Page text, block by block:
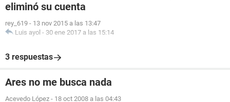
eliminó su cuenta
rey_619 - 13 nov 2015 a las 13:47
Luis ayol - 30 ene 2017 a las 15:14
3 respuestas
Ares no me busca nada
Acevedo López - 18 oct 2008 a las 04:43